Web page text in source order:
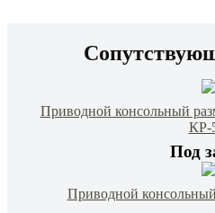
Приводной консольный
КР-
Под
Приводной